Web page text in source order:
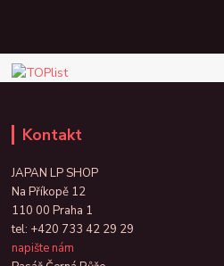
Kontakt
JAPAN LP SHOP
Na Příkopě 12
110 00 Praha 1
tel: +420 733 42 29 29
napište nám